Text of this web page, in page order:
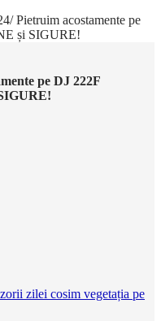
Pietruim acostamente pe
și SIGURE!
pe DJ 222F
zilei cosim vegetația pe